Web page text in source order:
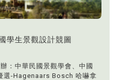
學生景觀設計競圖
：中華民國景觀學會、中國
選-Hagenaars Bosch 哈嚇拿